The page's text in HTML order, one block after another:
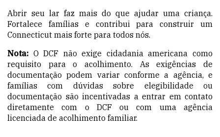
Abrir seu lar faz mais do que ajudar uma criança.
Fortalece famílias e contribui para construir um
Connecticut mais forte para todos nós.
Nota: O DCF não exige cidadania americana como
requisito para o acolhimento. As exigências de
documentação podem variar conforme a agência, e
famílias com dúvidas sobre elegibilidade ou
documentação são incentivadas a entrar em contato
diretamente com o DCF ou com uma agência
licenciada de acolhimento familiar.